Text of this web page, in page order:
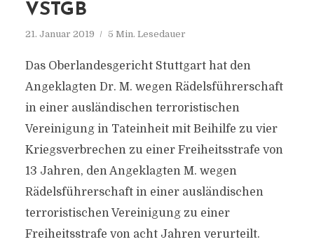
VSTGB
21. Januar 2019 5 Min. Lesedauer
Das Oberlandesgericht Stuttgart hat den
Angeklagten Dr. M. wegen Rädelsführerschaft
in einer ausländischen terroristischen
Vereinigung in Tateinheit mit Beihilfe zu vier
Kriegsverbrechen zu einer Freiheitsstrafe von
13 Jahren, den Angeklagten M. wegen
Rädelsführerschaft in einer ausländischen
terroristischen Vereinigung zu einer
Freiheitsstrafe von acht Jahren verurteilt.